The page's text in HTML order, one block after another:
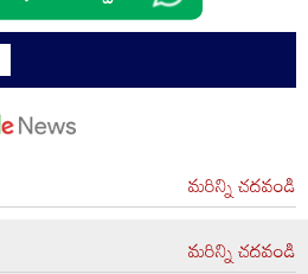
మరిన్ని చదవండి
మరిన్ని చదవండి